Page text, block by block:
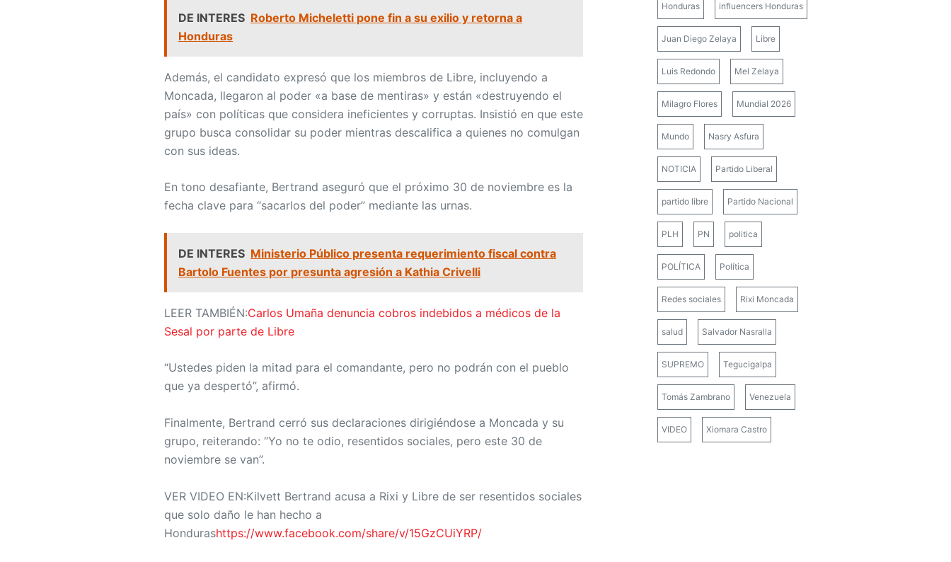
DE INTERES Roberto Micheletti pone fin a su exilio y retorna a
Honduras
Además, el candidato expresó que los miembros de Libre, incluyendo a
Moncada, llegaron al poder «a base de mentiras» y están «destruyendo el
país» con políticas que considera ineficientes y corruptas. Insistió en que este
grupo busca consolidar su poder mientras descalifica a quienes no comulgan
con sus ideas.
En tono desafiante, Bertrand aseguró que el próximo 30 de noviembre es la
fecha clave para “sacarlos del poder” mediante las urnas.
DE INTERES Ministerio Público presenta requerimiento fiscal contra
Bartolo Fuentes por presunta agresión a Kathia Crivelli
LEER TAMBIÉN:Carlos Umaña denuncia cobros indebidos a médicos de la
Sesal por parte de Libre
“Ustedes piden la mitad para el comandante, pero no podrán con el pueblo
que ya despertó”, afirmó.
Finalmente, Bertrand cerró sus declaraciones dirigiéndose a Moncada y su
grupo, reiterando: “Yo no te odio, resentidos sociales, pero este 30 de
noviembre se van”.
VER VIDEO EN:Kilvett Bertrand acusa a Rixi y Libre de ser resentidos sociales
que solo daño le han hecho a
Hondurashttps://www.facebook.com/share/v/15GzCUiYRP/
Honduras influencers Honduras
Juan Diego Zelaya Libre
Luis Redondo Mel Zelaya
Milagro Flores Mundial 2026
Mundo Nasry Asfura
NOTICIA Partido Liberal
partido libre Partido Nacional
PLH PN politica
POLÍTICA Política
Redes sociales Rixi Moncada
salud Salvador Nasralla
SUPREMO Tegucigalpa
Tomás Zambrano Venezuela
VIDEO Xiomara Castro